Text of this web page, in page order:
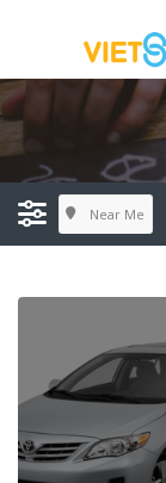
Near Me